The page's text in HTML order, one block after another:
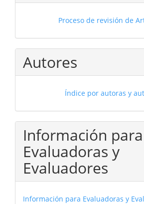
Proceso de revisión de
Autores
Índice por autoras y
Información para
Evaluadoras y
Evaluadores
Información para Evaluadoras y